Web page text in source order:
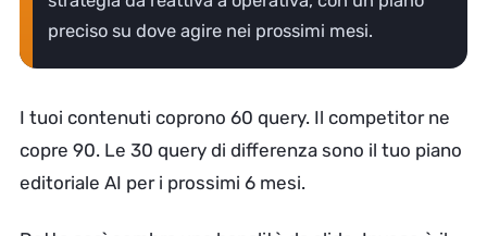
preciso su dove agire nei prossimi mesi.
I tuoi contenuti coprono 60 query. Il competitor ne
copre 90. Le 30 query di differenza sono il tuo piano
editoriale AI per i prossimi 6 mesi.